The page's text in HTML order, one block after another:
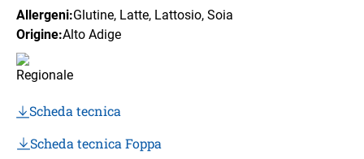
Allergeni:Glutine, Latte, Lattosio, Soia
Origine:Alto Adige
Scheda tecnica
Scheda tecnica Foppa